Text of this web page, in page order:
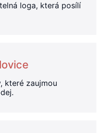
loga, která posílí
které zaujmou